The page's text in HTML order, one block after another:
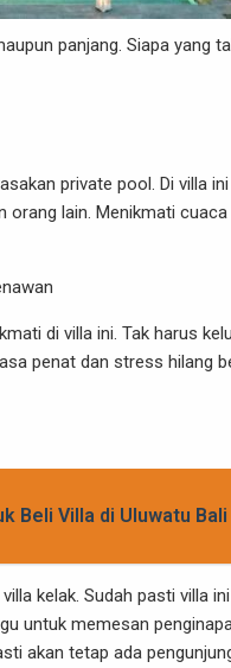
panjang. Siapa yang
private pool. Di villa
lain. Menikmati
di villa ini. Tak harus
penat dan stress hilang
Beli Villa di Uluwatu Bali
kelak. Sudah pasti villa
untuk memesan
akan tetap ada